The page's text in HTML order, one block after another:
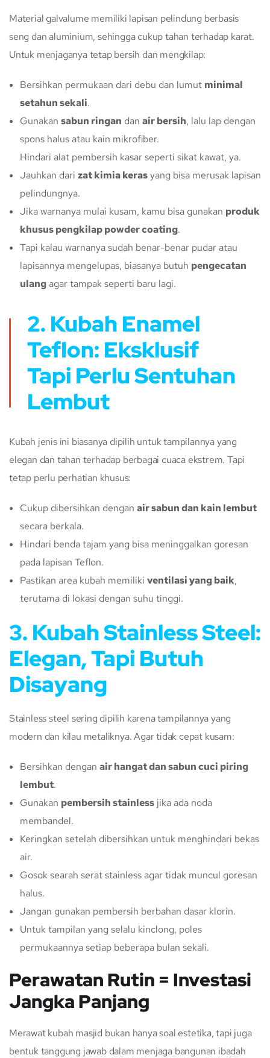
Material galvalume memiliki lapisan pelindung berbasis
seng dan aluminium, sehingga cukup tahan terhadap karat.
Untuk menjaganya tetap bersih dan mengkilap:
Bersihkan permukaan dari debu dan lumut minimal
setahun sekali.
Gunakan sabun ringan dan air bersih, lalu lap dengan
spons halus atau kain mikrofiber.
Hindari alat pembersih kasar seperti sikat kawat, ya.
Jauhkan dari zat kimia kerasyang bisa merusak lapisan
pelindungnya.
Jika warnanya mulai kusam, kamu bisa gunakan produk
khusus pengkilap powder coating.
Tapi kalau warnanya sudah benar-benar pudar atau
lapisannya mengelupas, biasanya butuh pengecatan
ulangagar tampak seperti baru lagi.
2. Kubah Enamel
Teflon: Eksklusif
Tapi Perlu Sentuhan
Lembut
Kubah jenis ini biasanya dipilih untuk tampilannya yang
elegan dan tahan terhadap berbagai cuaca ekstrem. Tapi
tetap perlu perhatian khusus:
Cukup dibersihkan dengan air sabun dan kain lembut
secara berkala.
Hindari benda tajam yang bisa meninggalkan goresan
pada lapisan Teflon.
Pastikan area kubah memiliki ventilasi yang baik,
terutama di lokasi dengan suhu tinggi.
3. Kubah Stainless Steel:
Elegan, Tapi Butuh
Disayang
Stainless steel sering dipilih karena tampilannya yang
modern dan kilau metaliknya. Agar tidak cepat kusam:
Bersihkan dengan air hangat dan sabun cuci piring
lembut.
Gunakan pembersih stainless jika ada noda
membandel.
Keringkan setelah dibersihkan untuk menghindari bekas
air.
Gosok searah serat stainless agar tidak muncul goresan
halus.
Jangan gunakan pembersih berbahan dasar klorin.
Untuk tampilan yang selalu kinclong, poles
permukaannya setiap beberapa bulan sekali.
Perawatan Rutin = Investasi
Jangka Panjang
Merawat kubah masjid bukan hanya soal estetika, tapi juga
bentuk tanggung jawab dalam menjaga bangunan ibadah